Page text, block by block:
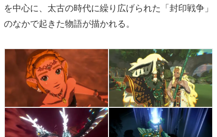
を中心に、太古の時代に繰り広げられた「封印戦争」
のなかで起きた物語が描かれる。